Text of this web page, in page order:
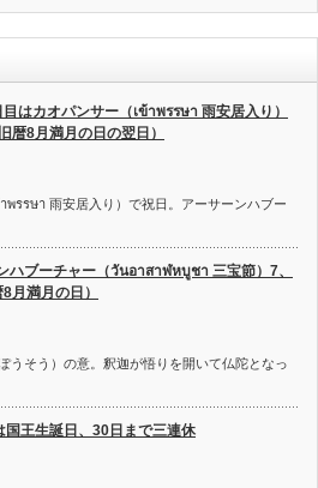
はカオパンサー（เข้าพรรษา 雨安居入り）
暦8月満月の日の翌日）
รรษา 雨安居入り）で祝日。アーサーンハブー
ハブーチャー（วันอาสาฬหบูชา 三宝節）7、
月満月の日）
うそう）の意。釈迦が悟りを開いて仏陀となっ
国王生誕日、30日まで三連休